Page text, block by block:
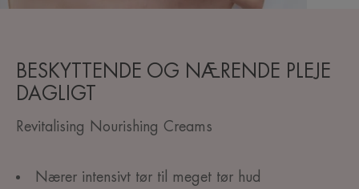
BESKYTTENDE OG NÆRENDE PLEJE
DAGLIGT
Revitalising Nourishing Creams
Nærer intensivt tør til meget tør hud